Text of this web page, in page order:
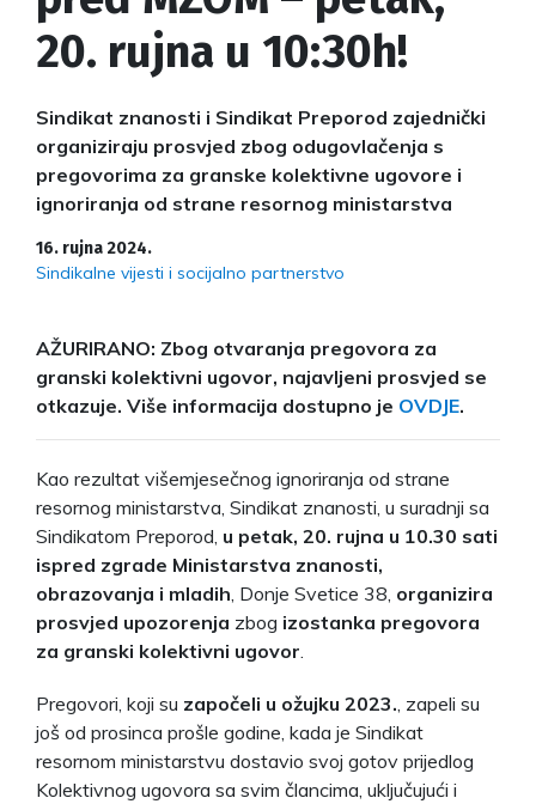
20. rujna u 10:30h!
Sindikat znanosti i Sindikat Preporod zajednički
organiziraju prosvjed zbog odugovlačenja s
pregovorima za granske kolektivne ugovore i
ignoriranja od strane resornog ministarstva
16. rujna 2024.
Sindikalne vijesti i socijalno partnerstvo
AŽURIRANO: Zbog otvaranja pregovora za
granski kolektivni ugovor, najavljeni prosvjed se
otkazuje. Više informacija dostupno je OVDJE.
Kao rezultat višemjesečnog ignoriranja od strane
resornog ministarstva, Sindikat znanosti, u suradnji sa
Sindikatom Preporod, u petak, 20. rujna u 10.30 sati
ispred zgrade Ministarstva znanosti,
obrazovanja i mladih , Donje Svetice 38, organizira
prosvjed upozorenja zbog izostanka pregovora
za granski kolektivni ugovor
Pregovori, koji su započeli u ožujku 2023. , zapeli su
još od prosinca prošle godine, kada je Sindikat
resornom ministarstvu dostavio svoj gotov prijedlog
Kolektivnog ugovora sa svim člancima, uključujući i